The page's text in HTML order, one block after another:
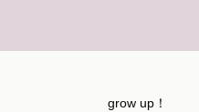
grow up！